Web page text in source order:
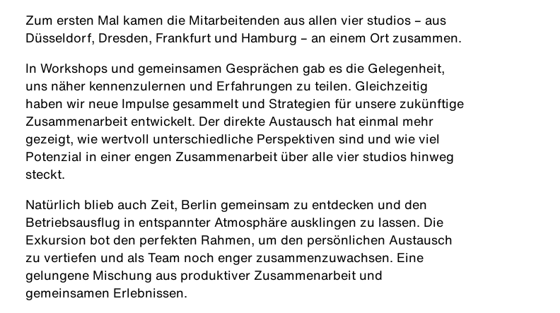
Zum ersten Mal kamen die Mitarbeitenden aus allen vier studios – aus
Düsseldorf, Dresden, Frankfurt und Hamburg – an einem Ort zusammen.
In Workshops und gemeinsamen Gesprächen gab es die Gelegenheit,
uns näher kennenzulernen und Erfahrungen zu teilen. Gleichzeitig
haben wir neue Impulse gesammelt und Strategien für unsere zukünftige
Zusammenarbeit entwickelt. Der direkte Austausch hat einmal mehr
gezeigt, wie wertvoll unterschiedliche Perspektiven sind und wie viel
Potenzial in einer engen Zusammenarbeit über alle vier studios hinweg
steckt.
Natürlich blieb auch Zeit, Berlin gemeinsam zu entdecken und den
Betriebsausflug in entspannter Atmosphäre ausklingen zu lassen. Die
Exkursion bot den perfekten Rahmen, um den persönlichen Austausch
zu vertiefen und als Team noch enger zusammenzuwachsen. Eine
gelungene Mischung aus produktiver Zusammenarbeit und
gemeinsamen Erlebnissen.